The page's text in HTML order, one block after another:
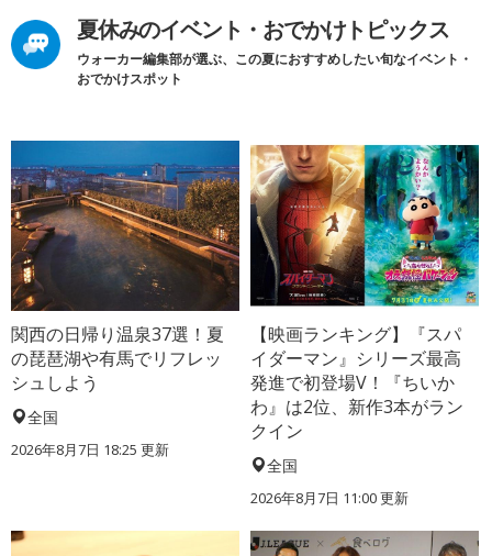
夏休みのイベント・おでかけトピックス
ウォーカー編集部が選ぶ、この夏におすすめしたい旬なイベント・
おでかけスポット
関西の日帰り温泉37選！夏
の琵琶湖や有馬でリフレッ
シュしよう
全国
2026年8月7日 18:25 更新
【映画ランキング】『スパ
イダーマン』シリーズ最高
発進で初登場V！『ちいか
わ』は2位、新作3本がラン
クイン
全国
2026年8月7日 11:00更新